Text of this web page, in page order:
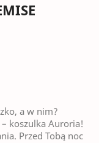
a w nim?
koszulka Auroria!
Przed Tobą noc